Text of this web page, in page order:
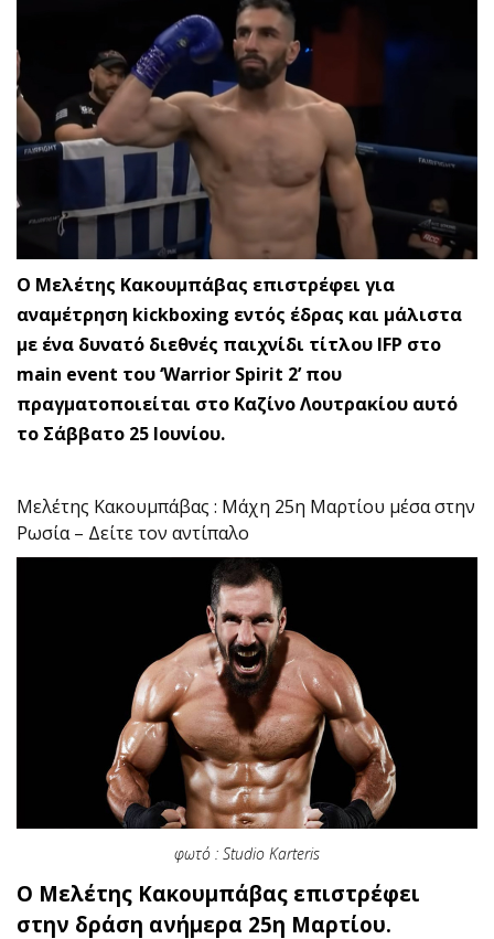
Ο Μελέτης Κακουμπάβας επιστρέφει για
αναμέτρηση kickboxing εντός έδρας και μάλιστα
με ένα δυνατό διεθνές παιχνίδι τίτλου IFP στο
main event του ‘Warrior Spirit 2’ που
πραγματοποιείται στο Καζίνο Λουτρακίου αυτό
το Σάββατο 25 Ιουνίου.
Μελέτης Κακουμπάβας : Μάχη 25η Μαρτίου μέσα στην
Ρωσία – Δείτε τον αντίπαλο
φωτό : Studio Karteris
Ο Μελέτης Κακουμπάβας επιστρέφει
στην δράση ανήμερα 25η Μαρτίου.